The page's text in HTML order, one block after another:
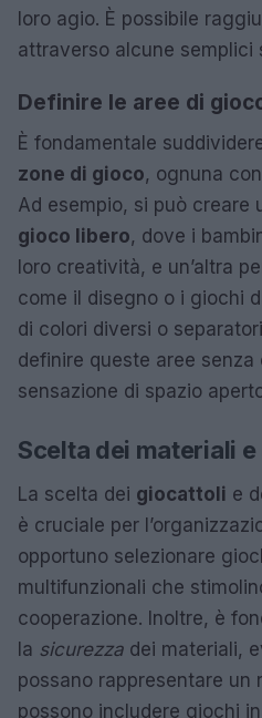
loro agio. È possibile
attraverso alcune semplici
Definire le aree di
È fondamentale
zone di gioco, ognuna
Ad esempio, si può creare
gioco libero, dove i
loro creatività, e un’altra
come il disegno o i giochi
di colori diversi o
definire queste aree
sensazione di spazio
Scelta dei materiali
La scelta dei giocattoli e
è cruciale per
opportuno selezionare
multifunzionali che
cooperazione. Inoltre, è
la sicurezza dei materiali,
possano rappresentare un
possono includere giochi